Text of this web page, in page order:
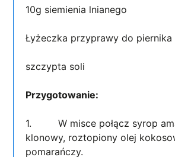
10g siemienia lnianego
Łyżeczka przyprawy do piernika
szczypta soli
Przygotowanie:
1. W misce połącz syrop
klonowy, roztopiony olej
pomarańczy.